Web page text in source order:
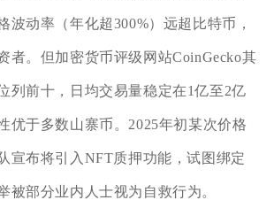
波动率（年化超300%）远超比特币，
者。但加密货币评级网站CoinGecko其
列前十，日均交易量稳定在1亿至2亿
优于多数山寨币。2025年初某次价格
宣布将引入NFT质押功能，试图绑定
被部分业内人士视为自救行为。